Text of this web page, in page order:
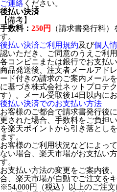
ご連絡 ください。
後払い決済
【備考】
手数料： 250円
（請求書発行料
す。
後払い決済ご利用規約及び個人
認いただき、ご同意のうえご利用
各コンビニまたは銀行でお支払
商品発送後、注文者メールアド
ード付きの請求のご案内メール
に基づき株式会社ネットプロテ
す）。メール受取後14日以内に
後払い決済でのお支払い方法
お客様のご都合で請求書発行後
更された場合、手数料をご負担
を楽天ポイントから引き落とし
ます。
お客様のご利用状況などによっ
ない場合、楽天市場がお支払い
す。
お支払い方法の変更をご案内後
合、楽天市場が自動でご注文を
※54,000円（税込）以上のご注文